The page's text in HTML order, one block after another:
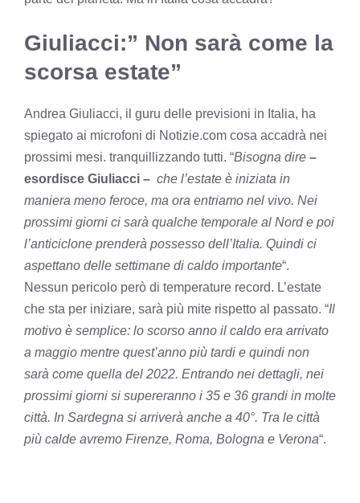
Giuliacci:” Non sarà come la
scorsa estate”
Andrea Giuliacci, il guru delle previsioni in Italia, ha
spiegato ai microfoni di Notizie.com cosa accadrà nei
prossimi mesi. tranquillizzando tutti. “Bisogna dire –
esordisce Giuliacci – che l’estate è iniziata in
maniera meno feroce, ma ora entriamo nel vivo. Nei
prossimi giorni ci sarà qualche temporale al Nord e poi
l’anticiclone prenderà possesso dell’Italia. Quindi ci
aspettano delle settimane di caldo importante“.
Nessun pericolo però di temperature record. L’estate
che sta per iniziare, sarà più mite rispetto al passato. “Il
motivo è semplice: lo scorso anno il caldo era arrivato
a maggio mentre quest’anno più tardi e quindi non
sarà come quella del 2022. Entrando nei dettagli, nei
prossimi giorni si supereranno i 35 e 36 grandi in molte
città. In Sardegna si arriverà anche a 40°. Tra le città
più calde avremo Firenze, Roma, Bologna e Verona“.